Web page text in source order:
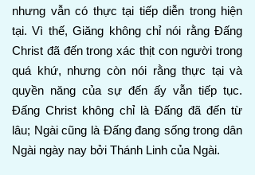
nhưng vẫn có thực tại tiếp diễn trong hiện
tại. Vì thế, Giăng không chỉ nói rằng Đấng
Christ đã đến trong xác thịt con người trong
quá khứ, nhưng còn nói rằng thực tại và
quyền năng của sự đến ấy vẫn tiếp tục.
Đấng Christ không chỉ là Đấng đã đến từ
lâu; Ngài cũng là Đấng đang sống trong dân
Ngài ngày nay bởi Thánh Linh của Ngài.